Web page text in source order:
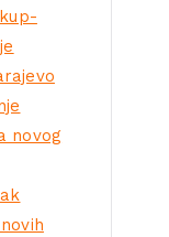
novog